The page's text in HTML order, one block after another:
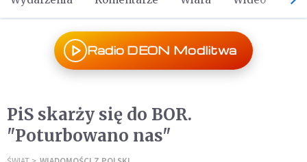
Radio DEON Modlitwa
PiS skarży się do BOR.
"Poturbowano nas"